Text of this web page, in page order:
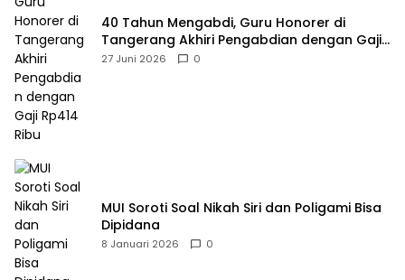
40 Tahun Mengabdi, Guru Honorer di
Tangerang Akhiri Pengabdian dengan Gaji
Rp414 Ribu
27 Juni 2026 0
MUI Soroti Soal Nikah Siri dan Poligami Bisa
Dipidana
8 Januari 2026 0